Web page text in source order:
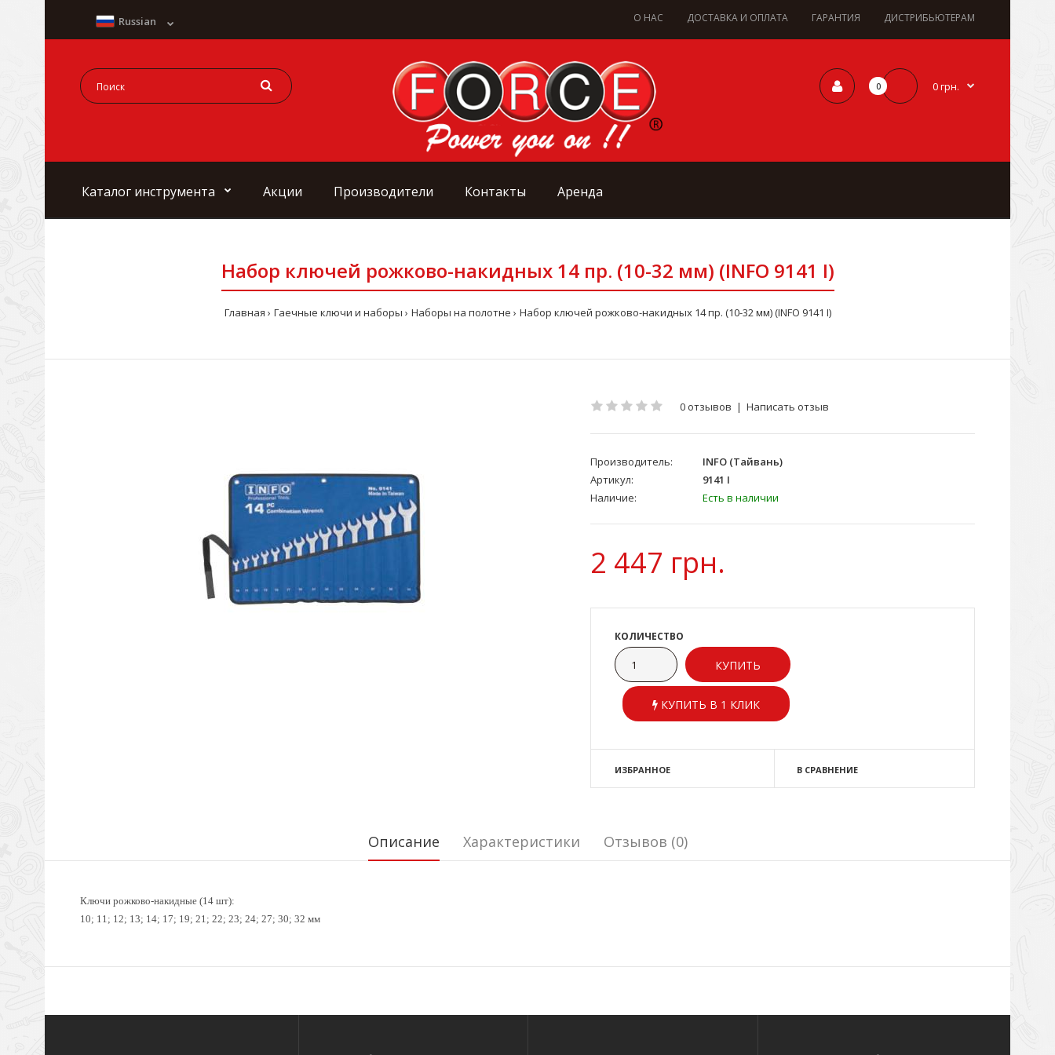
О НАС ДОСТАВКА И ОПЛАТА ГАРАНТИЯ ДИСТРИБЬЮТЕРАМ
Russian
0 0 грн.
Каталог инструмента Акции Производители Контакты Аренда
Набор ключей рожково-накидных 14 пр. (10-32 мм) (INFO 9141 I)
Главная Гаечные ключи и наборы Наборы на полотне Набор ключей рожково-накидных 14 пр. (10-32 мм) (INFO 9141 I)
0 отзывов | Написать отзыв
Производитель:
INFO (Тайвань)
Артикул:
9141 I
Наличие:
Есть в наличии
2 447 грн.
КОЛИЧЕСТВО
КУПИТЬ В 1 КЛИК
ИЗБРАННОЕ В СРАВНЕНИЕ
Описание Характеристики Отзывов (0)
Ключи рожково-накидные (14 шт):
10; 11; 12; 13; 14; 17; 19; 21; 22; 23; 24; 27; 30; 32 мм